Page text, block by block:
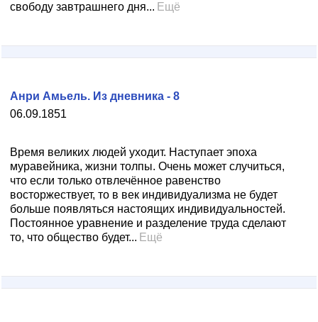
свободу завтрашнего дня... Ещё
06.09.1851
Анри Амьель. Из дневника - 8
Время великих людей уходит. Наступает эпоха
муравейника, жизни толпы. Очень может случиться,
что если только отвлечённое равенство
восторжествует, то в век индивидуализма не будет
больше появляться настоящих индивидуальностей.
Постоянное уравнение и разделение труда сделают
то, что общество будет... Ещё